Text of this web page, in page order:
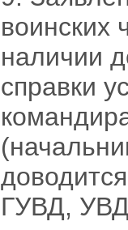
воинских
наличии
справки
ГУВД,